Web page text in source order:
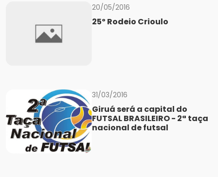
20/05/2016
25º Rodeio Crioulo
31/03/2016
Giruá será a capital do
FUTSAL BRASILEIRO - 2ª taça
nacional de futsal